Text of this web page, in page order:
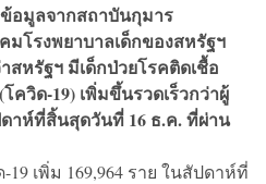
อมูลจากสถาบันกุมาร
มโรงพยาบาลเด็กของสหรัฐฯ
สหรัฐฯ มีเด็กป่วยโรคติดเชื้อ
วิด-19) เพิ่มขึ้นรวดเร็วกว่าผู้
าห์ที่สิ้นสุดวันที่ 16 ธ.ค. ที่ผ่าน
เพิ่ม 169,964 ราย ในสัปดาห์ที่